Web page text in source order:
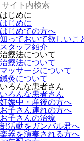
はじめに
はじめに
はじめての方へ
知っておいて欲しいこ
スタッフ紹介
治療法について
治療法について
マッサージについて
鍼灸について
いろんな患者さん
いろんな患者さん
妊娠中・産後の方へ
お子さん連れの方へ
お子さんの治療
部活動をガンバル君へ
楽器を演奏される方へ